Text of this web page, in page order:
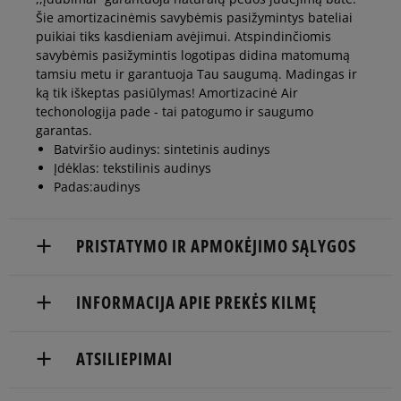
40,5 26 cm Pranešti man
41 26,5 cm Pranešti man
Šie amortizacinėmis savybėmis pasižymintys bateliai
puikiai tiks kasdieniam avėjimui. Atspindinčiomis
savybėmis pasižymintis logotipas didina matomumą
tamsiu metu ir garantuoja Tau saugumą. Madingas ir
ką tik iškeptas pasiūlymas! Amortizacinė Air
techonologija pade - tai patogumo ir saugumo
garantas.
Batviršio audinys: sintetinis audinys
Įdėklas: tekstilinis audinys
Padas:audinys
PRISTATYMO IR APMOKĖJIMO SĄLYGOS
Pristatymas:
INFORMACIJA APIE PREKĖS KILMĘ
ColosseumATSILIEPIMAI